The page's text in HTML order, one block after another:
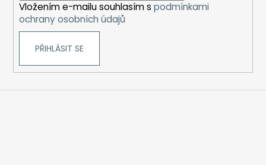
Vložením e-mailu souhlasím s podmínkami
ochrany osobních údajů
PŘIHLÁSIT SE